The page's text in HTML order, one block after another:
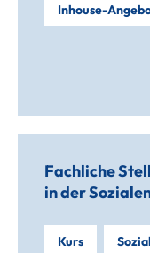
Inhouse-
Fachliche
in der
Kurs